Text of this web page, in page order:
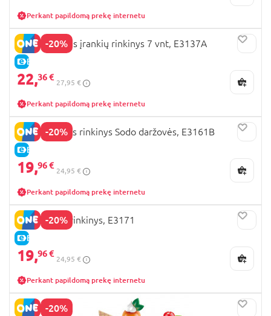
Perkant papildomą prekę internetu
-20%
E-KAINA
HAPE virtuvės įrankių rinkinys 7 vnt, E3137A
22,36 €
27,95 €
Perkant papildomą prekę internetu
-20%
E-KAINA
HAPE Žaislinis rinkinys Sodo daržovės, E3161B
19,96 €
24,95 €
Perkant papildomą prekę internetu
-20%
E-KAINA
HAPE vaisių rinkinys, E3171
19,96 €
24,95 €
Perkant papildomą prekę internetu
-20%